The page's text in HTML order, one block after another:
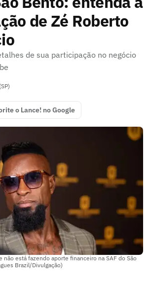
de Zé Roberto
de sua participação no negócio
o Lance! no Google
não está fazendo aporte financeiro na SAF do São
Brazil/Divulgação)